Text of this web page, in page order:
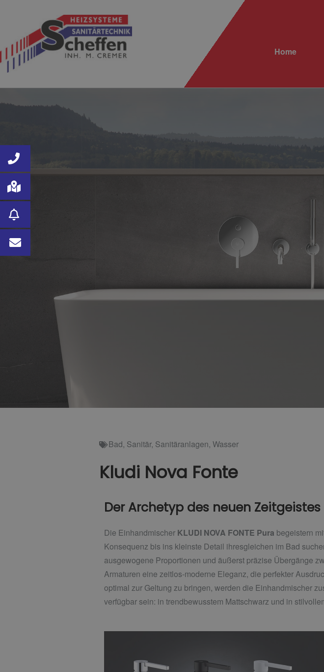
Home
Bad, Sanitär, Sanitäranlagen, Wasser
Kludi Nova Fonte
Der Archetyp des neuen Zeitgeistes
Die Einhandmischer KLUDI NOVA FONTE Pura begeistern
Konsequenz bis ins kleinste Detail ihresgleichen im Bad
ausgewogene Proportionen und äußerst präzise Übergänge
Armaturen eine zeitlos-moderne Eleganz, die perfekter
optimal zur Geltung zu bringen, werden die Einhandmischer
verfügbar sein: in trendbewusstem Mattschwarz und in